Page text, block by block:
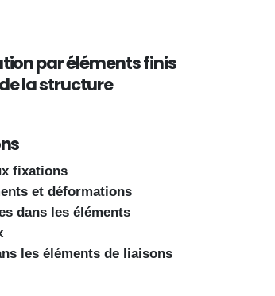
par éléments finis
la structure
fixations
et déformations
dans les éléments
les éléments de liaisons